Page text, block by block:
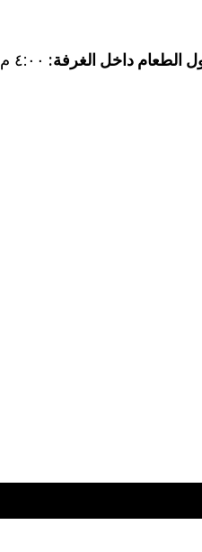
الطعام داخل الغرفة: ٤:٠٠ م - ١٠:٠٠ م